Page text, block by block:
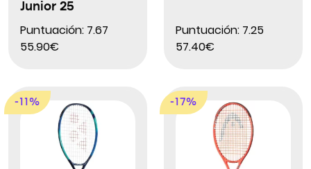
Junior 25
Puntuación: 7.67
55.90€
Puntuación: 7.25
57.40€
-11% -17%